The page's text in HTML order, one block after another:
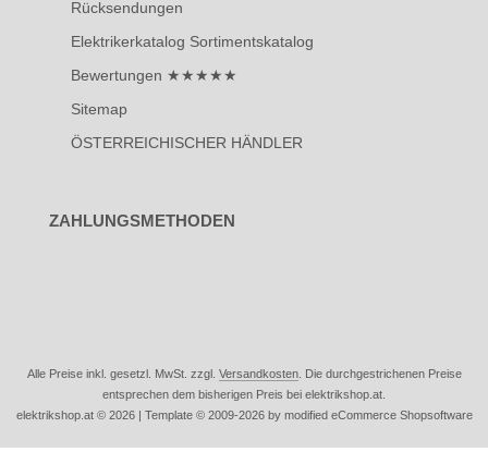
Rücksendungen
Elektrikerkatalog Sortimentskatalog
Bewertungen ★★★★★
Sitemap
ÖSTERREICHISCHER HÄNDLER
ZAHLUNGSMETHODEN
Alle Preise inkl. gesetzl. MwSt. zzgl. Versandkosten. Die durchgestrichenen Preise
entsprechen dem bisherigen Preis bei elektrikshop.at.
elektrikshop.at © 2026 | Template © 2009-2026 by modified eCommerce Shopsoftware